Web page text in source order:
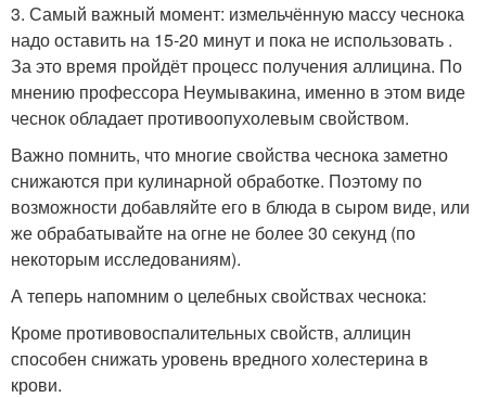
3. Самый важный момент: измельчённую массу чеснока
надо оставить на 15-20 минут и пока не использовать .
За это время пройдёт процесс получения аллицина. По
мнению профессора Неумывакина, именно в этом виде
чеснок обладает противоопухолевым свойством.
Важно помнить, что многие свойства чеснока заметно
снижаются при кулинарной обработке. Поэтому по
возможности добавляйте его в блюда в сыром виде, или
же обрабатывайте на огне не более 30 секунд (по
некоторым исследованиям).
А теперь напомним о целебных свойствах чеснока:
Кроме противовоспалительных свойств, аллицин
способен снижать уровень вредного холестерина в
крови.